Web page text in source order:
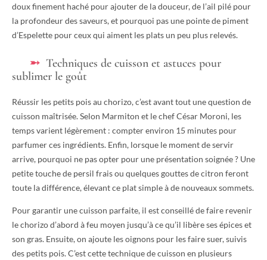
doux finement haché pour ajouter de la douceur, de l’ail pilé pour
la profondeur des saveurs, et pourquoi pas une pointe de piment
d’Espelette pour ceux qui aiment les plats un peu plus relevés.
Techniques de cuisson et astuces pour
sublimer le goût
Réussir les petits pois au chorizo, c’est avant tout une question de
cuisson maîtrisée. Selon Marmiton et le chef César Moroni, les
temps varient légèrement : compter environ 15 minutes pour
parfumer ces ingrédients. Enfin, lorsque le moment de servir
arrive, pourquoi ne pas opter pour une présentation soignée ? Une
petite touche de persil frais ou quelques gouttes de citron feront
toute la différence, élevant ce plat simple à de nouveaux sommets.
Pour garantir une cuisson parfaite, il est conseillé de faire revenir
le chorizo d’abord à feu moyen jusqu’à ce qu’il libère ses épices et
son gras. Ensuite, on ajoute les oignons pour les faire suer, suivis
des petits pois. C’est cette technique de cuisson en plusieurs